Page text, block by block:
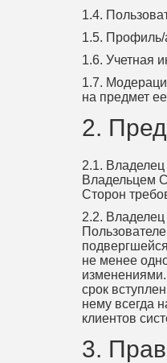
1.4.
1.5. Профиль/
1.6. Учетная
1.7.
на предмет
2.
2.1.
Владельцем
Сторон
2.2.
не менее
срок
нему всегда
клиентов
3.